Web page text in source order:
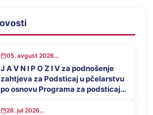
05. avgust 2026...
J A V N I P O Z I V za podnošenje
zahtjeva za Podsticaj u pčelarstvu
po osnovu Programa za podsticaj
Mrkonjić Grad u 2026. godini
26. jul 2026...